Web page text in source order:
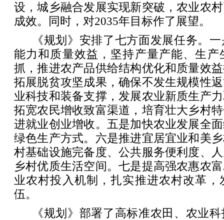
设，城乡融合发展实现新突破，农业农
成效。同时，对2035年目标作了展望。
《规划》安排了七方面发展任务。
能力和质量效益，坚持产量产能、生产
抓，推进农产品供给结构优化和质量效
拓展脱贫攻坚成果，确保不发生规模性
业科技和装备支撑，发展农业新质生产
拓宽农民增收致富渠道，培育壮大乡村
进就业创业增收。五是加快农业发展全
绿色生产方式。六是推进宜居宜业和美
村基础设施完备度、公共服务便利度、
乡村优质生活空间。七是提高强农惠农
业农村投入机制，扎实推进农村改革，
伍。
《规划》部署了高标准农田、农业